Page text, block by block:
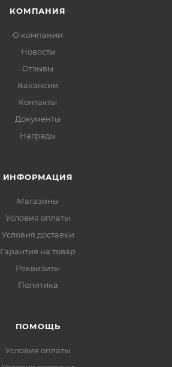
КОМПАНИЯ
О компании
Новости
Отзывы
Вакансии
Контакты
Документы
Награды
ИНФОРМАЦИЯ
Магазины
Условия оплаты
Условия доставки
Гарантия на товар
Реквизиты
Политика
ПОМОЩЬ
Условия оплаты